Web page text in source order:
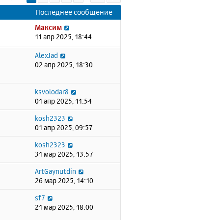
Последнее сообщение
Максим
11 апр 2025, 18:44
AlexJad
02 апр 2025, 18:30
ksvolodar8
01 апр 2025, 11:54
kosh2323
01 апр 2025, 09:57
kosh2323
31 мар 2025, 13:57
ArtGaynutdin
26 мар 2025, 14:10
sf7
21 мар 2025, 18:00